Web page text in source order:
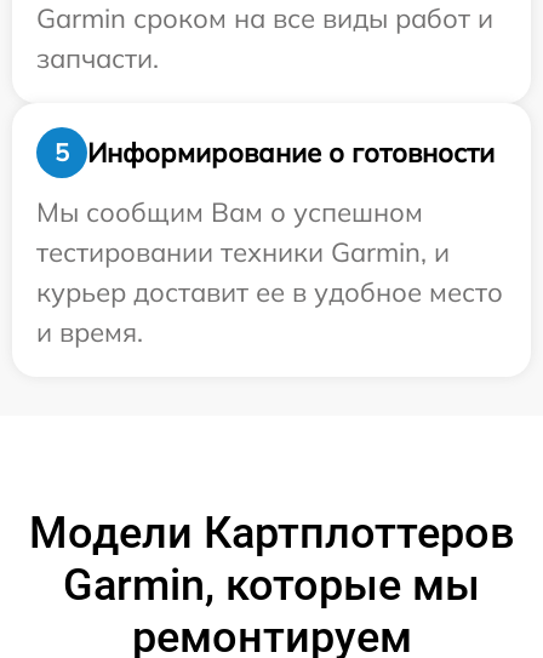
Garmin сроком на все виды работ и
запчасти.
5
Информирование о готовности
Мы сообщим Вам о успешном
тестировании техники Garmin, и
курьер доставит ее в удобное место
и время.
Модели Картплоттеров
Garmin, которые мы
ремонтируем